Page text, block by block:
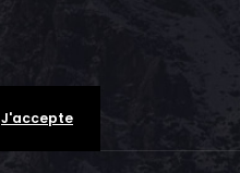
J'accepte